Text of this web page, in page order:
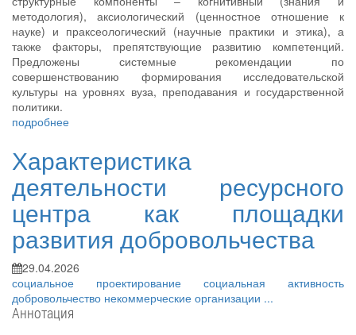
методология), аксиологический (ценностное отношение к
науке) и праксеологический (научные практики и этика), а
также факторы, препятствующие развитию компетенций.
Предложены системные рекомендации по
совершенствованию формирования исследовательской
культуры на уровнях вуза, преподавания и государственной
политики.
подробнее
Характеристика
деятельности ресурсного
центра как площадки
развития добровольчества
29.04.2026
социальное проектирование социальная активность
добровольчество некоммерческие организации ...
Аннотация